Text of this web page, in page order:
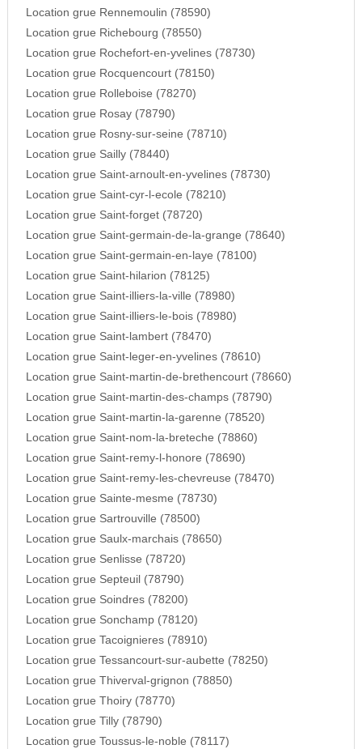
Location grue Rennemoulin (78590)
Location grue Richebourg (78550)
Location grue Rochefort-en-yvelines (78730)
Location grue Rocquencourt (78150)
Location grue Rolleboise (78270)
Location grue Rosay (78790)
Location grue Rosny-sur-seine (78710)
Location grue Sailly (78440)
Location grue Saint-arnoult-en-yvelines (78730)
Location grue Saint-cyr-l-ecole (78210)
Location grue Saint-forget (78720)
Location grue Saint-germain-de-la-grange (78640)
Location grue Saint-germain-en-laye (78100)
Location grue Saint-hilarion (78125)
Location grue Saint-illiers-la-ville (78980)
Location grue Saint-illiers-le-bois (78980)
Location grue Saint-lambert (78470)
Location grue Saint-leger-en-yvelines (78610)
Location grue Saint-martin-de-brethencourt (78660)
Location grue Saint-martin-des-champs (78790)
Location grue Saint-martin-la-garenne (78520)
Location grue Saint-nom-la-breteche (78860)
Location grue Saint-remy-l-honore (78690)
Location grue Saint-remy-les-chevreuse (78470)
Location grue Sainte-mesme (78730)
Location grue Sartrouville (78500)
Location grue Saulx-marchais (78650)
Location grue Senlisse (78720)
Location grue Septeuil (78790)
Location grue Soindres (78200)
Location grue Sonchamp (78120)
Location grue Tacoignieres (78910)
Location grue Tessancourt-sur-aubette (78250)
Location grue Thiverval-grignon (78850)
Location grue Thoiry (78770)
Location grue Tilly (78790)
Location grue Toussus-le-noble (78117)